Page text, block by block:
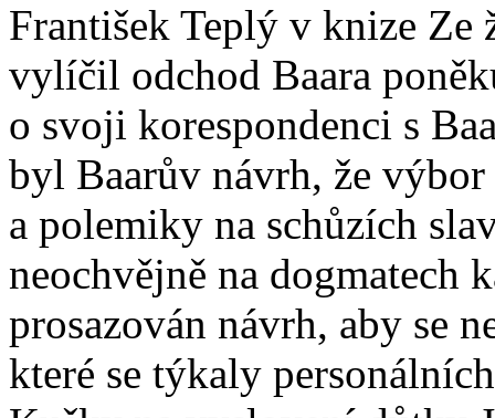
František Teplý v knize Ze
vylíčil odchod Baara
o svoji korespondenci s
byl Baarův návrh, že výbor
a polemiky na schůzích
neochvějně na
prosazován návrh, aby se
které se týkaly